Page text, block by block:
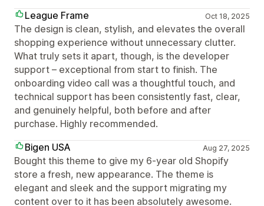
League Frame
Oct 18, 2025
The design is clean, stylish, and elevates the overall
shopping experience without unnecessary clutter.
What truly sets it apart, though, is the developer
support – exceptional from start to finish. The
onboarding video call was a thoughtful touch, and
technical support has been consistently fast, clear,
and genuinely helpful, both before and after
purchase. Highly recommended.
Bigen USA
Aug 27, 2025
Bought this theme to give my 6-year old Shopify
store a fresh, new appearance. The theme is
elegant and sleek and the support migrating my
content over to it has been absolutely awesome.